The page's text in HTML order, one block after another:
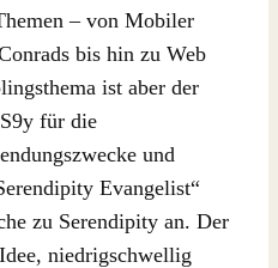
– von Mobiler
bis hin zu Web
ist aber der
für die
und
Evangelist“
zu Serendipity an. Der
niedrigschwellig